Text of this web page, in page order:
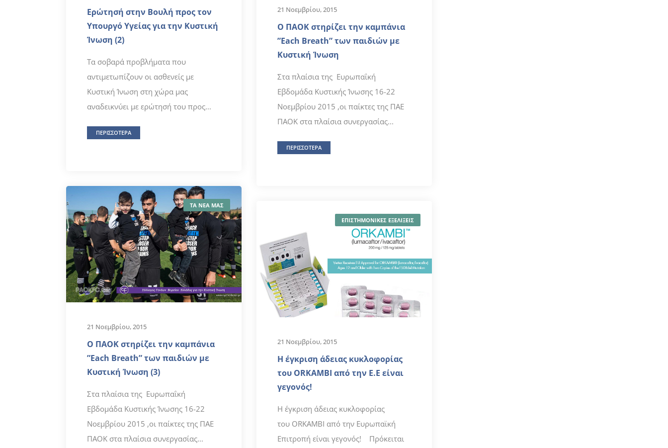
Ερώτησή στην Βουλή προς τον
Υπουργό Υγείας για την Κυστική
Ίνωση (2)
Τα σοβαρά προβλήματα που
αντιμετωπίζουν οι ασθενείς με
Κυστική Ίνωση στη χώρα μας
αναδεικνύει με ερώτησή του προς...
ΠΕΡΙΣΣΟΤΕΡΑ
21 Νοεμβρίου, 2015
Ο ΠΑΟΚ στηρίζει την καμπάνια
”Each Breath” των παιδιών με
Κυστική Ίνωση
Στα πλαίσια της Ευρωπαΐκή
Εβδομάδα Κυστικής Ίνωσης 16-22
Νοεμβρίου 2015 ,οι παίκτες της ΠΑΕ
ΠΑΟΚ στα πλαίσια συνεργασίας...
ΠΕΡΙΣΣΟΤΕΡΑ
ΤΑ ΝΕΑ ΜΑΣ
21 Νοεμβρίου, 2015
Ο ΠΑΟΚ στηρίζει την καμπάνια
”Each Breath” των παιδιών με
Κυστική Ίνωση (3)
Στα πλαίσια της Ευρωπαΐκή
Εβδομάδα Κυστικής Ίνωσης 16-22
Νοεμβρίου 2015 ,οι παίκτες της ΠΑΕ
ΠΑΟΚ στα πλαίσια συνεργασίας...
ΕΠΙΣΤΗΜΟΝΙΚΕΣ ΕΞΕΛΙΞΕΙΣ
21 Νοεμβρίου, 2015
Η έγκριση άδειας κυκλοφορίας
του ORKAMBI από την Ε.E είναι
γεγονός!
Η έγκριση άδειας κυκλοφορίας
του ORKAMBI από την Ευρωπαϊκή
Επιτροπή είναι γεγονός! Πρόκειται